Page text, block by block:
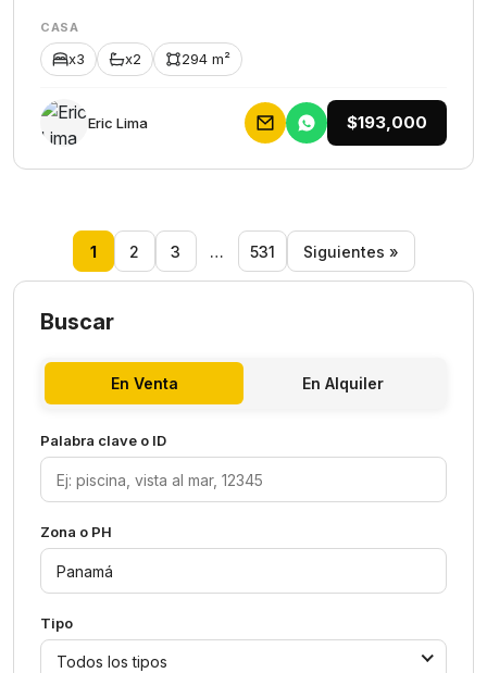
CASA
x3 x2 294 m²
Eric Lima $193,000
1 2 3 … 531 Siguientes »
Buscar
En Venta En Alquiler
Palabra clave o ID
Zona o PH
Tipo
Todos los tipos